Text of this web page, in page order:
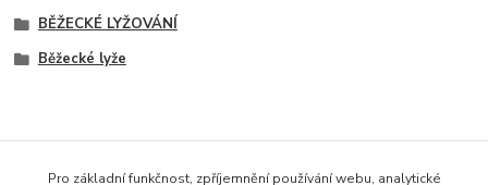
BĚŽECKÉ LYŽOVÁNÍ
Běžecké lyže
Pro základní funkčnost, zpříjemnění používání webu, analytické